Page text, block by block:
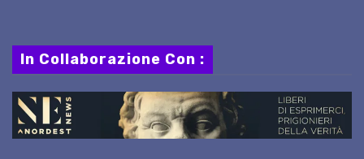
In Collaborazione Con :